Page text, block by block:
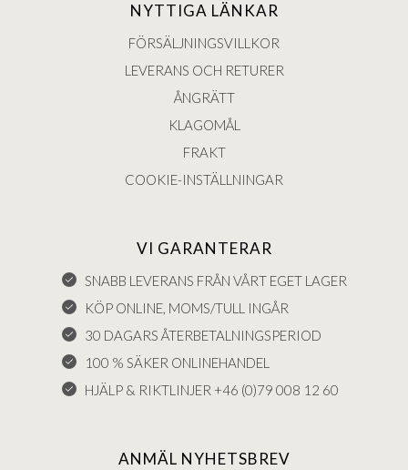
NYTTIGA LÄNKAR
FÖRSÄLJNINGSVILLKOR
LEVERANS OCH RETURER
ÅNGRÄTT
KLAGOMÅL
FRAKT
COOKIE-INSTÄLLNINGAR
VI GARANTERAR
SNABB LEVERANS FRÅN VÅRT EGET LAGER
KÖP ONLINE, MOMS/TULL INGÅR
30 DAGARS ÅTERBETALNINGSPERIOD
100 % SÄKER ONLINEHANDEL
HJÄLP & RIKTLINJER +46 (0)79 008 12 60
ANMÄL NYHETSBREV